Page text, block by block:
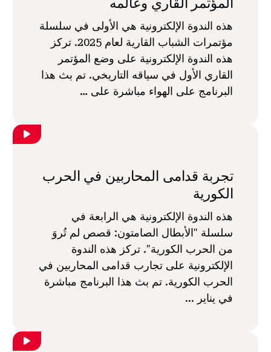
هذه الندوة الإلكترونية هي الأولى في سلسلة
مؤتمرات الشباب القارية لعام 2025. تركز
هذه الندوة الإلكترونية على وضع المؤتمر
القاري الأول في سياقه التاريخي. تم بث هذا
البرنامج على الهواء مباشرة على …
تجربة قدامى المحاربين في الحرب
الكورية
هذه الندوة الإلكترونية هي الرابعة في
سلسلة "الأبطال الصامتون: قصص لم تُروَ
من الحرب الكورية". تركز هذه الندوة
الإلكترونية على تجارب قدامى المحاربين في
الحرب الكورية. تم بث هذا البرنامج مباشرة
في يناير ...